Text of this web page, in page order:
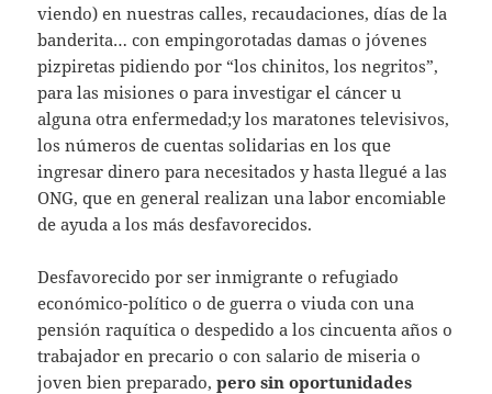
viendo) en nuestras calles, recaudaciones, días de la
banderita… con empingorotadas damas o jóvenes
pizpiretas pidiendo por “los chinitos, los negritos”,
para las misiones o para investigar el cáncer u
alguna otra enfermedad;y los maratones televisivos,
los números de cuentas solidarias en los que
ingresar dinero para necesitados y hasta llegué a las
ONG, que en general realizan una labor encomiable
de ayuda a los más desfavorecidos.
Desfavorecido por ser inmigrante o refugiado
económico-político o de guerra o viuda con una
pensión raquítica o despedido a los cincuenta años o
trabajador en precario o con salario de miseria o
joven bien preparado,pero sin oportunidades